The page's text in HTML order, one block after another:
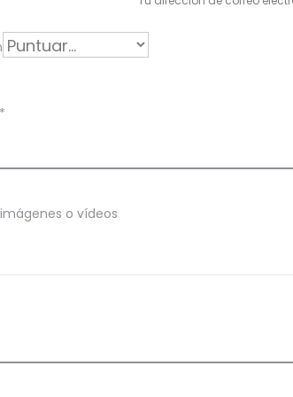
*
o vídeos